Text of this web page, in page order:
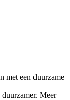
met een duurzame
duurzamer. Meer